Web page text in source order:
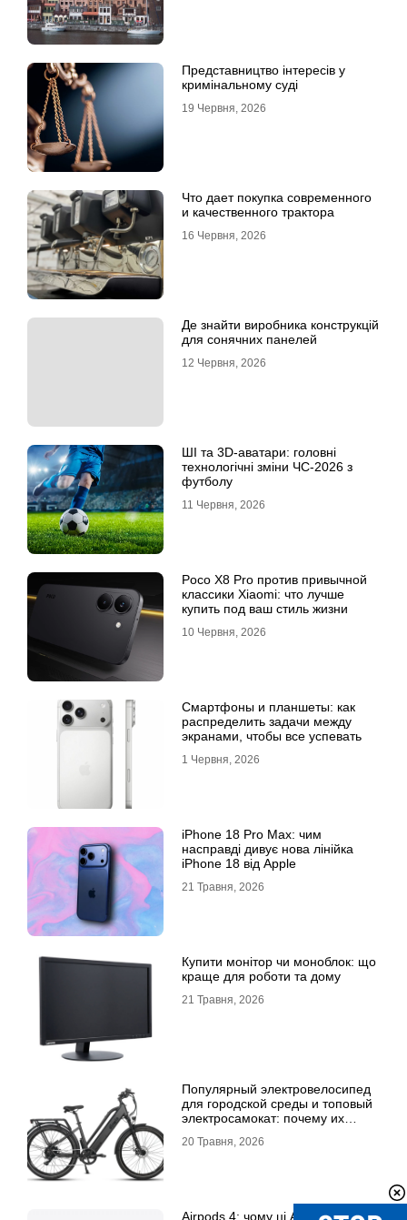
Представництво інтересів у
кримінальному суді
19 Червня, 2026
Что дает покупка современного
и качественного трактора
16 Червня, 2026
Де знайти виробника конструкцій
для сонячних панелей
12 Червня, 2026
ШІ та 3D-аватари: головні
технологічні зміни ЧС-2026 з
футболу
11 Червня, 2026
Poco X8 Pro против привычной
классики Xiaomi: что лучше
купить под ваш стиль жизни
10 Червня, 2026
Смартфоны и планшеты: как
распределить задачи между
экранами, чтобы все успевать
1 Червня, 2026
iPhone 18 Pro Max: чим
насправді дивує нова лінійка
iPhone 18 від Apple
21 Травня, 2026
Купити монітор чи моноблок: що
краще для роботи та дому
21 Травня, 2026
Популярный электровелосипед
для городской среды и топовый
электросамокат: почему их
20 Травня, 2026
Airpods 4: чому ці Airpods стали